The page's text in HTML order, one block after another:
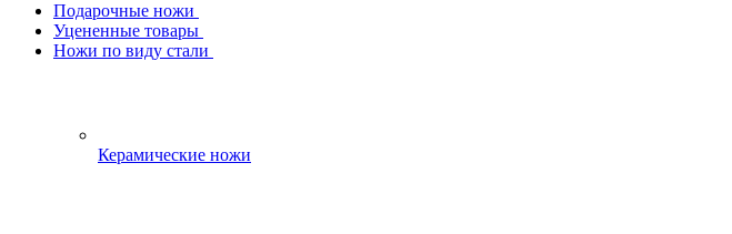
Подарочные ножи
Уцененные товары
Ножи по виду стали
Керамические ножи